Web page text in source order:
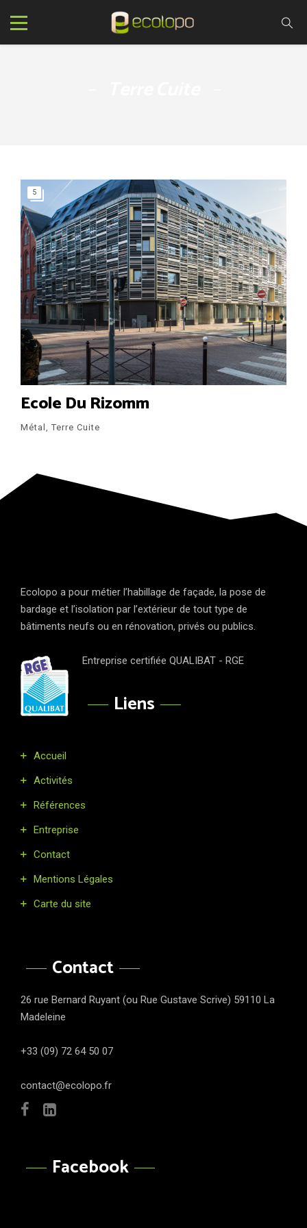
5
Ecole Du Rizomm
Métal, Terre Cuite
Ecolopo a pour métier l’habillage de façade, la pose de
bardage et l’isolation par l’extérieur de tout type de
bâtiments neufs ou en rénovation, privés ou publics.
Entreprise certifiée QUALIBAT - RGE
Liens
Accueil
Activités
Références
Entreprise
Contact
Mentions Légales
Carte du site
Contact
26 rue Bernard Ruyant (ou Rue Gustave Scrive) 59110 La
Madeleine
+33 (09) 72 64 50 07
contact@ecolopo.fr
Facebook